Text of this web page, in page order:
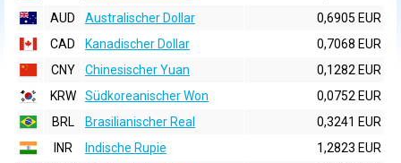
AUD
Australischer Dollar
0,6905 EUR
CAD
Kanadischer Dollar
0,7068 EUR
CNY
Chinesischer Yuan
0,1282 EUR
KRW
Südkoreanischer Won
0,0752 EUR
BRL
Brasilianischer Real
0,3241 EUR
INR
Indische Rupie
1,2823 EUR